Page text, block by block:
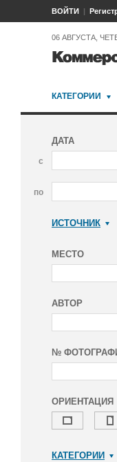
ВОЙТИ
06 АВГУСТА,
КАТЕГОРИИ
ДАТА
с
по
ИСТОЧНИК
МЕСТО
АВТОР
№
ОРИЕНТАЦИЯ
КАТЕГОРИИ